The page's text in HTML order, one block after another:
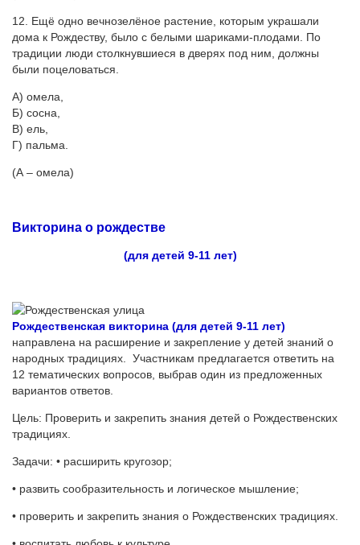
12. Ещё одно вечнозелёное растение, которым украшали
дома к Рождеству, было с белыми шариками-плодами. По
традиции люди столкнувшиеся в дверях под ним, должны
были поцеловаться.
А) омела,
Б) сосна,
В) ель,
Г) пальма.
(А – омела)
Викторина о рождестве
(для детей 9-11 лет)
Рождественская викторина (для детей 9-11 лет)
направлена на расширение и закрепление у детей знаний о
народных традициях. Участникам предлагается ответить на
12 тематических вопросов, выбрав один из предложенных
вариантов ответов.
Цель: Проверить и закрепить знания детей о Рождественских
традициях.
Задачи: • расширить кругозор;
• развить сообразительность и логическое мышление;
• проверить и закрепить знания о Рождественских традициях.